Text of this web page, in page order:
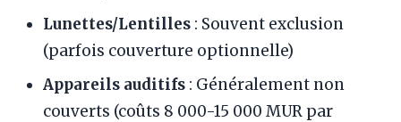
Lunettes/Lentilles : Souvent exclusion
(parfois couverture optionnelle)
Appareils auditifs : Généralement non
couverts (coûts 8 000-15 000 MUR par